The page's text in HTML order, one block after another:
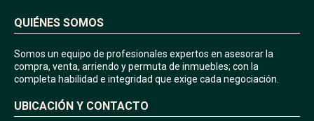
QUIÉNES SOMOS
Somos un equipo de profesionales expertos en asesorar la
compra, venta, arriendo y permuta de inmuebles; con la
completa habilidad e integridad que exige cada negociación.
UBICACIÓN Y CONTACTO